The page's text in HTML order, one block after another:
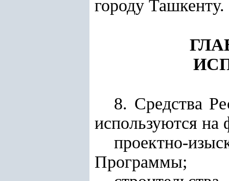
городу Ташкенту.
8. Средства
используются на
проектно-
Программы;